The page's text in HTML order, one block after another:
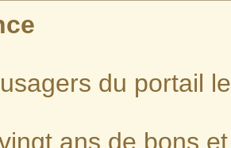
du portail
ans de bons